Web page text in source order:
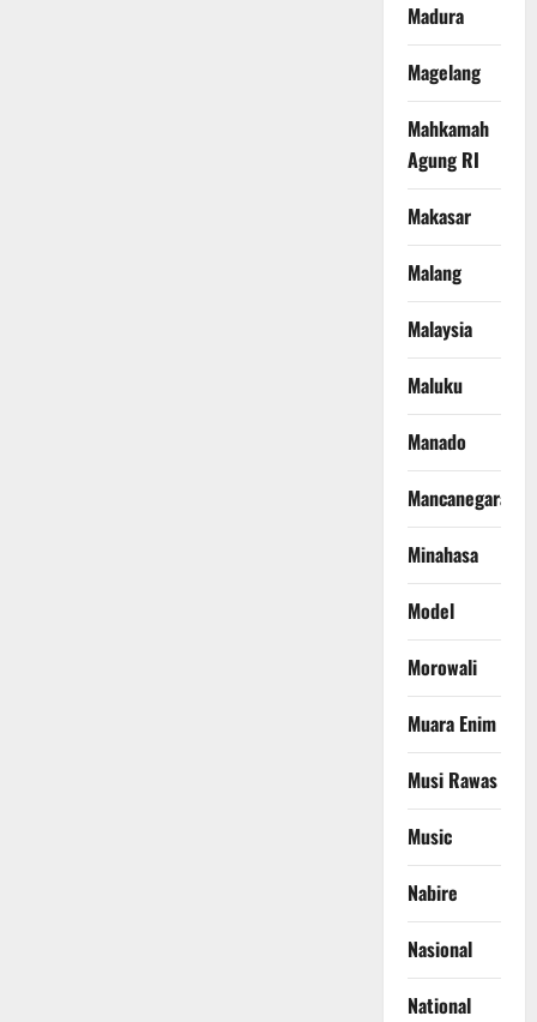
Madura
Magelang
Mahkamah
Agung RI
Makasar
Malang
Malaysia
Maluku
Manado
Mancanegara
Minahasa
Model
Morowali
Muara Enim
Musi Rawas
Music
Nabire
Nasional
National